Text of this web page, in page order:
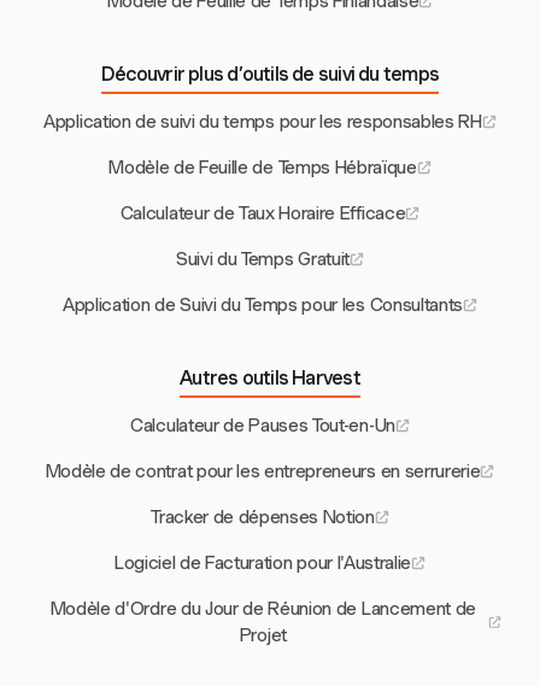
Découvrir plus d’outils de suivi du temps
Application de suivi du temps pour les responsables RH
Modèle de Feuille de Temps Hébraïque
Calculateur de Taux Horaire Efficace
Suivi du Temps Gratuit
Application de Suivi du Temps pour les Consultants
Autres outils Harvest
Calculateur de Pauses Tout-en-Un
Modèle de contrat pour les entrepreneurs en serrurerie
Tracker de dépenses Notion
Logiciel de Facturation pour l'Australie
Modèle d'Ordre du Jour de Réunion de Lancement de
Projet